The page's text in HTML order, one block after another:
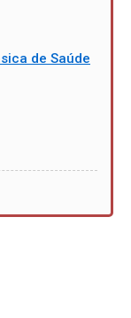
de Saúde